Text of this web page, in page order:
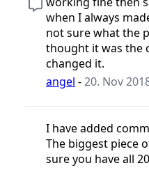
when I always
not sure what the
thought it was the
changed it.
angel -20. Nov
I have added
The biggest piece
sure you have all